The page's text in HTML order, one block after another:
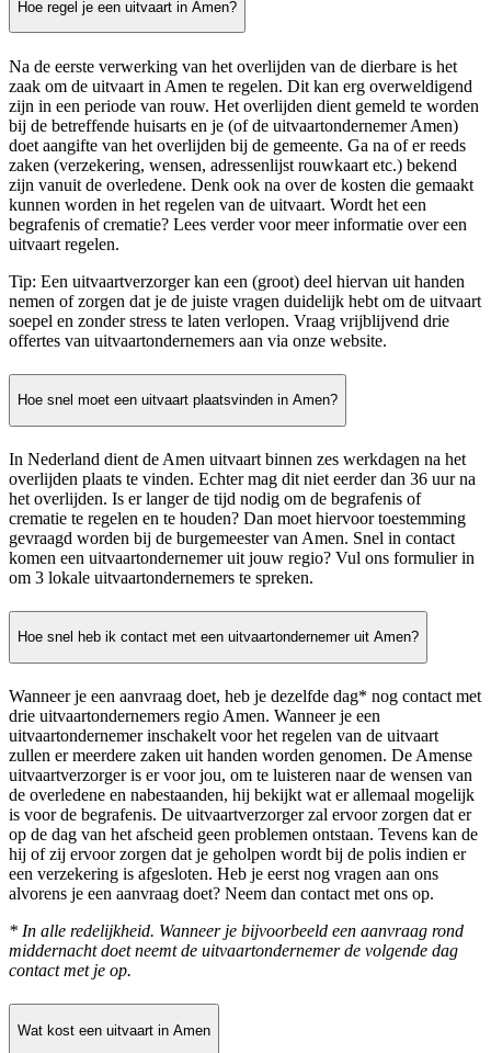
Hoe regel je een uitvaart in Amen?
Na de eerste verwerking van het overlijden van de dierbare is het
zaak om de uitvaart in Amen te regelen. Dit kan erg overweldigend
zijn in een periode van rouw. Het overlijden dient gemeld te worden
bij de betreffende huisarts en je (of de uitvaartondernemer Amen)
doet aangifte van het overlijden bij de gemeente. Ga na of er reeds
zaken (verzekering, wensen, adressenlijst rouwkaart etc.) bekend
zijn vanuit de overledene. Denk ook na over de kosten die gemaakt
kunnen worden in het regelen van de uitvaart. Wordt het een
begrafenis of crematie? Lees verder voor meer informatie over een
uitvaart regelen.
Tip: Een uitvaartverzorger kan een (groot) deel hiervan uit handen
nemen of zorgen dat je de juiste vragen duidelijk hebt om de uitvaart
soepel en zonder stress te laten verlopen. Vraag vrijblijvend drie
offertes van uitvaartondernemers aan via onze website.
Hoe snel moet een uitvaart plaatsvinden in Amen?
In Nederland dient de Amen uitvaart binnen zes werkdagen na het
overlijden plaats te vinden. Echter mag dit niet eerder dan 36 uur na
het overlijden. Is er langer de tijd nodig om de begrafenis of
crematie te regelen en te houden? Dan moet hiervoor toestemming
gevraagd worden bij de burgemeester van Amen. Snel in contact
komen een uitvaartondernemer uit jouw regio? Vul ons formulier in
om 3 lokale uitvaartondernemers te spreken.
Hoe snel heb ik contact met een uitvaartondernemer uit Amen?
Wanneer je een aanvraag doet, heb je dezelfde dag* nog contact met
drie uitvaartondernemers regio Amen. Wanneer je een
uitvaartondernemer inschakelt voor het regelen van de uitvaart
zullen er meerdere zaken uit handen worden genomen. De Amense
uitvaartverzorger is er voor jou, om te luisteren naar de wensen van
de overledene en nabestaanden, hij bekijkt wat er allemaal mogelijk
is voor de begrafenis. De uitvaartverzorger zal ervoor zorgen dat er
op de dag van het afscheid geen problemen ontstaan. Tevens kan de
hij of zij ervoor zorgen dat je geholpen wordt bij de polis indien er
een verzekering is afgesloten. Heb je eerst nog vragen aan ons
alvorens je een aanvraag doet? Neem dan contact met ons op.
* In alle redelijkheid. Wanneer je bijvoorbeeld een aanvraag rond
middernacht doet neemt de uitvaartondernemer de volgende dag
contact met je op.
Wat kost een uitvaart in Amen